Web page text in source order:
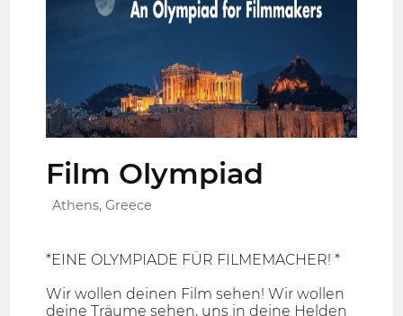
Film Olympiad
Athens, Greece
*EINE OLYMPIADE FÜR FILMEMACHER! *
Wir wollen deinen Film sehen! Wir wollen
deine Träume sehen, uns in deine Helden